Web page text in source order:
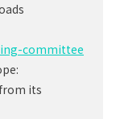
committee
its